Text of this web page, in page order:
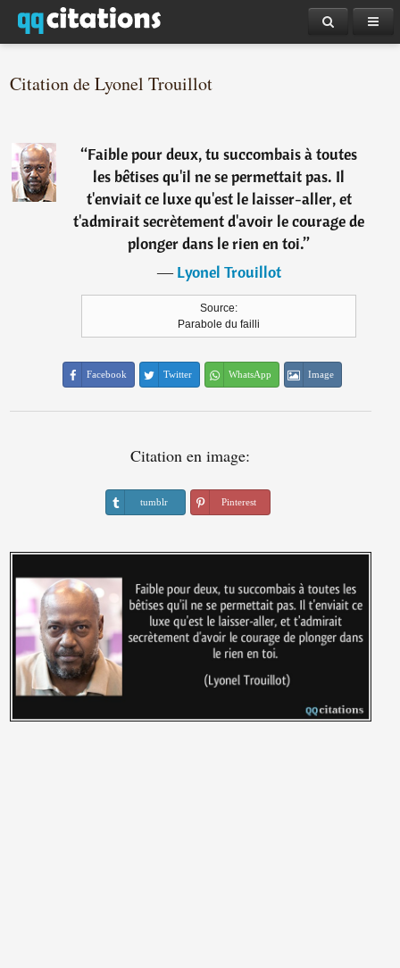
Citation de Lyonel Trouillot
“Faible pour deux, tu succombais à toutes
les bêtises qu'il ne se permettait pas. Il
t'enviait ce luxe qu'est le laisser-aller, et
t'admirait secrètement d'avoir le courage de
plonger dans le rien en toi.”
―Lyonel Trouillot
Source:
Parabole du failli
Facebook Twitter WhatsApp Image
Citation en image:
tumblr Pinterest